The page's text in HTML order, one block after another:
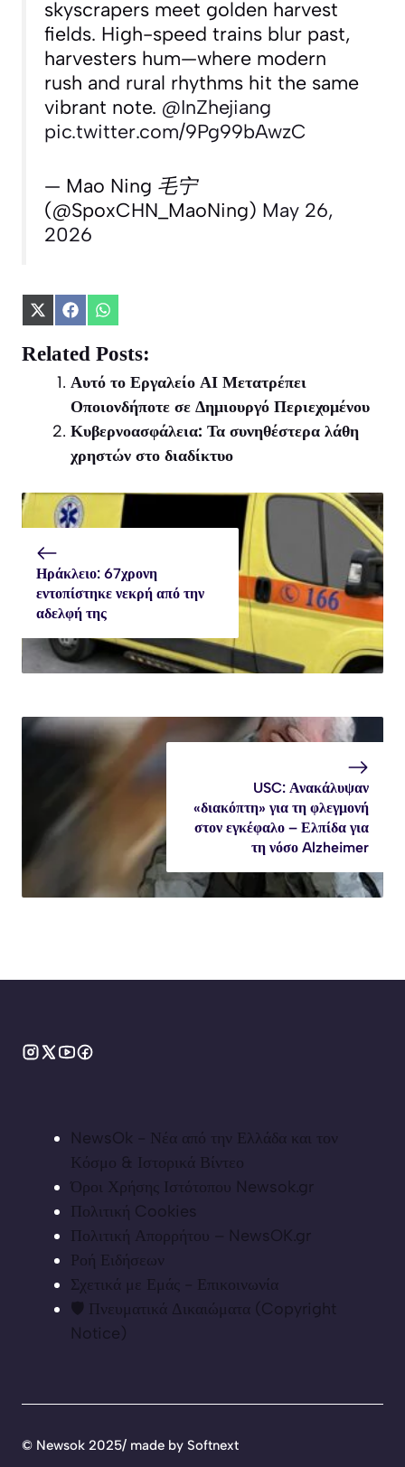
skyscrapers meet golden harvest
fields. High-speed trains blur past,
harvesters hum—where modern
rush and rural rhythms hit the same
vibrant note. @InZhejiang
pic.twitter.com/9Pg99bAwzC
— Mao Ning 毛宁
(@SpoxCHN_MaoNing) May 26,
2026
Share
X
(Twitter)
Share
Facebook
Share
WhatsApp
Related Posts:
Αυτό το Εργαλείο ΑΙ Μετατρέπει
Οποιονδήποτε σε Δημιουργό Περιεχομένου
Κυβερνοασφάλεια: Τα συνηθέστερα λάθη
χρηστών στο διαδίκτυο
Ηράκλειο: 67χρονη
εντοπίστηκε νεκρή από την
αδελφή της
USC: Ανακάλυψαν
«διακόπτη» για τη φλεγμονή
στον εγκέφαλο – Ελπίδα για
τη νόσο Alzheimer
NewsOk - Νέα από την Ελλάδα και τον
Κόσμο & Ιστορικά Βίντεο
Όροι Χρήσης Ιστότοπου Newsok.gr
Πολιτική Cookies
Πολιτική Απορρήτου – NewsOK.gr
Ροή Ειδήσεων
Σχετικά με Εμάς - Επικοινωνία
🛡️ Πνευματικά Δικαιώματα (Copyright
Notice)
© Newsok 2025/ made by Softnext